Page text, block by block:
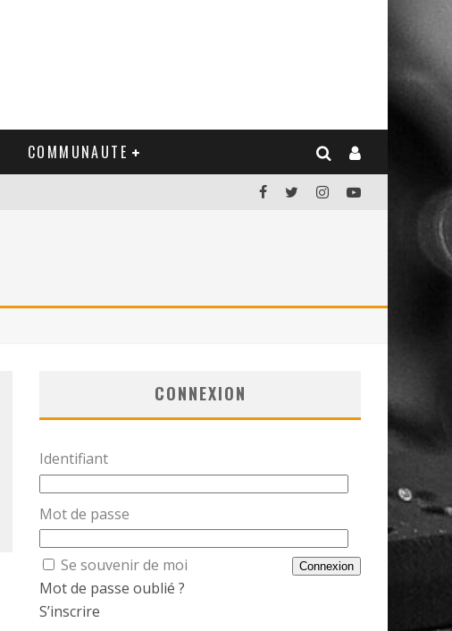
COMMUNAUTE
CONNEXION
Identifiant
Mot de passe
Se souvenir de moi
Mot de passe oublié ?
S’inscrire